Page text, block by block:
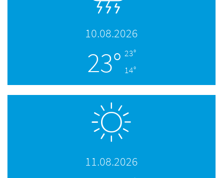
10.08.2026
23° 23°
14°
11.08.2026